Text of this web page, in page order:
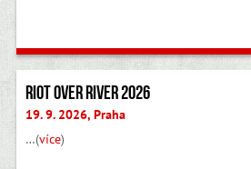
Riot Over River 2026
19. 9. 2026, Praha
…(více)